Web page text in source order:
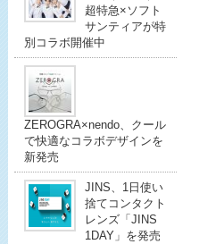
超特急×ソフト
サンティアが特
別コラボ開催中
ZEROGRA×nendo、クール
で快適なコラボデザインを
新発売
JINS、1日使い
捨てコンタクト
レンズ「JINS
1DAY」を発売